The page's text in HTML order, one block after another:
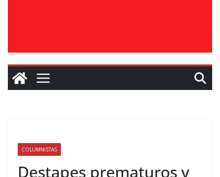
COLUMNISTAS
Destapes prematuros y